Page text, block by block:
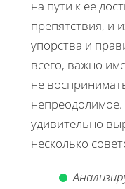
на пути к ее
препятствия, и
упорства и
всего, важно
не
удивительно
несколько